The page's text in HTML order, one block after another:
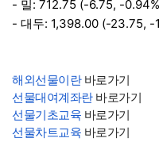
- 밀: 712.75 (-6.75, -
- 대두: 1,398.00 (-23.75, -
해외선물이란바로가기
선물대여계좌란바로가기
선물기초교육 바로가기
선물차트교육 바로가기